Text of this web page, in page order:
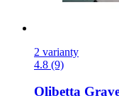
2 varianty
4.8 (9)
Olibetta